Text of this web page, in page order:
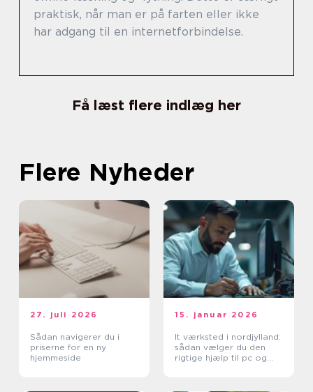
praktisk, når man er på farten eller ikke
har adgang til en internetforbindelse.
Få læst flere indlæg her
Flere Nyheder
27. juli 2026
Sådan navigerer du i
priserne for en ny
hjemmeside
15. januar 2026
It værksted i nordjylland:
sådan vælger du den
rigtige hjælp til pc og